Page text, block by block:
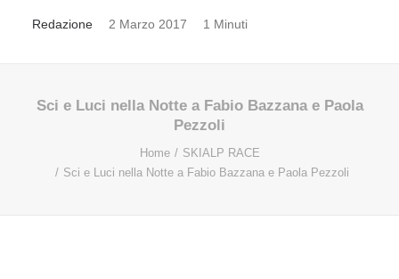
Redazione 2 Marzo 2017 1 Minuti
Sci e Luci nella Notte a Fabio Bazzana e Paola
Pezzoli
Home
SKIALP RACE
Sci e Luci nella Notte a Fabio Bazzana e Paola Pezzoli